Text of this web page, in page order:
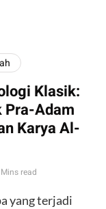
Klasik:
Pra-Adam
Karya Al-
read
yang terjadi